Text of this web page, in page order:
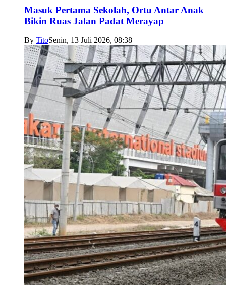
Masuk Pertama Sekolah, Ortu Antar Anak
Bikin Ruas Jalan Padat Merayap
By TitoSenin, 13 Juli 2026, 08:38